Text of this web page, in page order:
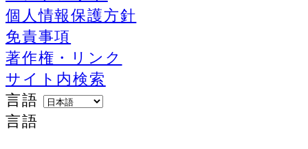
個人情報保護方針
免責事項
著作権・リンク
サイト内検索
言語
言語